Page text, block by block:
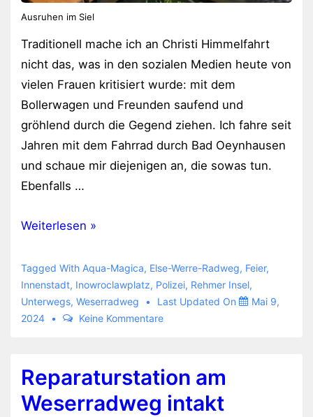
Ausruhen im Siel
Traditionell mache ich an Christi Himmelfahrt
nicht das, was in den sozialen Medien heute von
vielen Frauen kritisiert wurde: mit dem
Bollerwagen und Freunden saufend und
gröhlend durch die Gegend ziehen. Ich fahre seit
Jahren mit dem Fahrrad durch Bad Oeynhausen
und schaue mir diejenigen an, die sowas tun.
Ebenfalls …
Am
wieder
so
gut
wie
Väter
gesehen
Weiterlesen »
Tagged With Aqua-Magica, Else-Werre-Radweg, Feier,
Innenstadt, Inowroclawplatz, Polizei, Rehmer Insel,
Unterwegs, Weserradweg Last Updated On
Mai 9,
2024
Keine Kommentare
Reparaturstation am
Weserradweg intakt